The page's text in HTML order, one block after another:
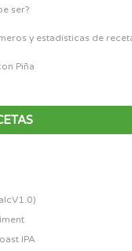
ser?
y estadísticas de
Piña
IPA